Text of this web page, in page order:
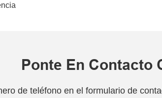
Ponte En Contacto
de teléfono en el formulario de